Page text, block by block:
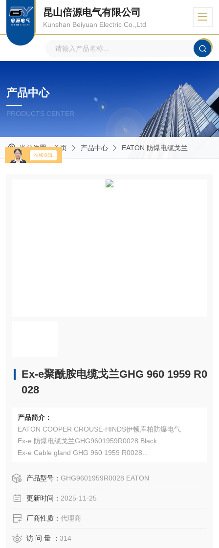
昆山倍源电气有限公司
Kunshan Beiyuan Electric Co.,Ltd
产品中心
PRODUCTS CENTER
当前位置：首页 产品中心 EATON 防爆电缆戈兰
Ex-e聚酰胺电缆戈兰GHG 960 1959 R0
028
产品简介：
EATON COOPER CROUSE-HINDS伊顿库柏防爆电气
Ex-e 防爆电缆戈兰GHG9601959R0028 Black
Ex-e Cable gland GHG 960 1959 R0028
EATON CROUSE-HINDS总代理-Kunshan Beiyuan Electric
产品型号： GHG9601959R0028 EATON
更新时间： 2025-11-25
厂商性质： 代理商
访 问 量 ： 314